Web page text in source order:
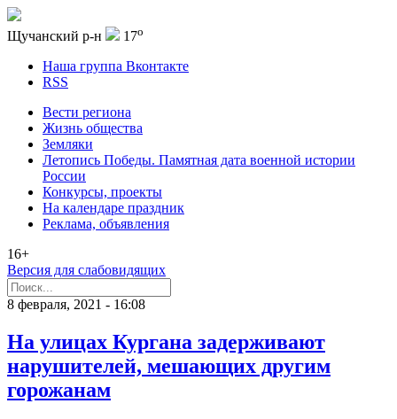
Щучанский р-н 17o
Наша группа Вконтакте
RSS
Вести региона
Жизнь общества
Земляки
Летопись Победы. Памятная дата военной истории
России
Конкурсы, проекты
На календаре праздник
Реклама, объявления
16+
Версия для слабовидящих
8 февраля, 2021 - 16:08
На улицах Кургана задерживают
нарушителей, мешающих другим
горожанам